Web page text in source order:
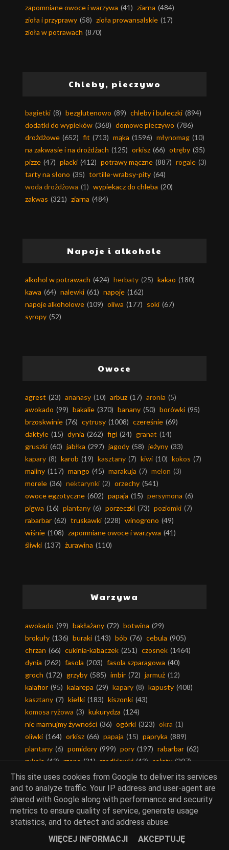
zapomniane owoce i warzywa (41) ziarna (484)
zioła i przyprawy (58) zioła prowansalskie (17)
zioła w potrawach (870)
Chleby, pieczywo
bagietki (8) bezglutenowo (89) chleby i bułeczki (894)
dodatki do wypieków (368) domowe pieczywo (786)
drożdżowe (652) fit (713) mąka (1596) młynomag (10)
na zakwasie i na drożdżach (125) orkisz (66) otręby (35)
pizze (47) placki (412) potrawy mączne (887) rogale (3)
tarty na słono (35) tortille-wrabsy-pity (64)
woda drożdżowa (1) wypiekacz do chleba (20)
zakwas (321) ziarna (484)
Napoje i alkohole
alkohol w potrawach (424) herbaty (25) kakao (180)
kawa (64) nalewki (61) napoje (162)
napoje alkoholowe (109) oliwa (177) soki (67)
syropy (52)
Owoce
agrest (23) ananasy (10) arbuz (17) aronia (5)
awokado (99) bakalie (370) banany (50) borówki (95)
brzoskwinie (76) cytrusy (1008) czereśnie (69)
daktyle (15) dynia (262) figi (24) granat (14)
gruszki (60) jabłka (297) jagody (58) jeżyny (33)
kapary (8) karob (19) kasztany (7) kiwi (10) kokos (7)
maliny (117) mango (45) marakuja (7) melon (3)
morele (36) nektarynki (2) orzechy (541)
owoce egzotyczne (602) papaja (15) persymona (6)
pigwa (16) plantany (6) porzeczki (73) poziomki (7)
rabarbar (62) truskawki (228) winogrono (49)
wiśnie (108) zapomniane owoce i warzywa (41)
śliwki (137) żurawina (110)
Warzywa
awokado (99) bakłażany (72) botwina (29)
brokuły (136) buraki (143) bób (76) cebula (905)
chrzan (66) cukinia-kabaczek (251) czosnek (1464)
dynia (262) fasola (203) fasola szparagowa (40)
groch (172) grzyby (585) imbir (72) jarmuż (12)
kalafior (95) kalarepa (29) kapary (8) kapusty (408)
kasztany (7) kiełki (183) kiszonki (43)
komosa ryżowa (3) kukurydza (124)
nie marnujmy żywności (36) ogórki (323) okra (1)
oliwki (164) orkisz (66) papaja (15) papryka (889)
plantany (6) pomidory (999) pory (197) rabarbar (62)
rukola (43) rzepa (31) rzodkiewki (43) sałaty (207)
sezam (22) szparagi (74) szpinak (228)
topinambur (13) trufle (2) warzywa egzotyczne (251)
warzywa strączkowe (428) włoszczyzna (292)
zapomniane owoce i warzywa (41) ziemniaki (487)
This site uses cookies from Google to deliver its services
and to analyze traffic. Your IP address and user-agent are
shared with Google along with performance and security
metrics to ensure quality of service, generate usage
statistics, and to detect and address abuse.
WIĘCEJ INFORMACJI
AKCEPTUJĘ